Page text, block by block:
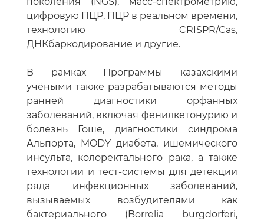
цифровую ПЦР, ПЦР в реальном времени,
технологию CRISPR/Cas,
ДНКбаркодирование и другие.
В рамках Программы казахскими
учёными также разрабатываются методы
ранней диагностики орфанных
заболеваний, включая фенилкетонурию и
болезнь Гоше, диагностики синдрома
Альпорта, MODY диабета, ишемического
инсульта, колоректального рака, а также
технологии и тест-системы для детекции
ряда инфекционных заболеваний,
вызываемых возбудителями как
бактериального (Borrelia burgdorferi,